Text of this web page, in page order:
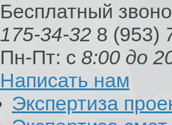
Бесплатный
175-34-32 8 (953)
Пн-Пт: с 8:00 до
Написать нам
Экспертиза